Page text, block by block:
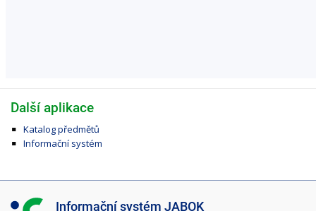
Další aplikace
Katalog předmětů
Informační systém
I Informační systém JABOK